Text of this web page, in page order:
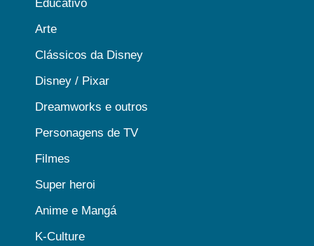
Educativo
Arte
Clássicos da Disney
Disney / Pixar
Dreamworks e outros
Personagens de TV
Filmes
Super heroi
Anime e Mangá
K-Culture